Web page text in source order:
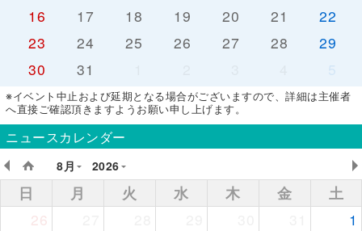
16
17 18 19 20 21
22
23
24 25 26 27 28
29
30
31 5
※イベント中止および延期となる場合がございますので、詳細は主催者
へ直接ご確認頂きますようお願い申し上げます。
ニュースカレンダー
8月
2026
日 月 火 水 木 金
土
26
1